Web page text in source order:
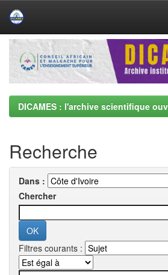
Skip
navigation
DICAMES : l'archive scientifique
Recherche
Dans :
Chercher
Filtres courants :